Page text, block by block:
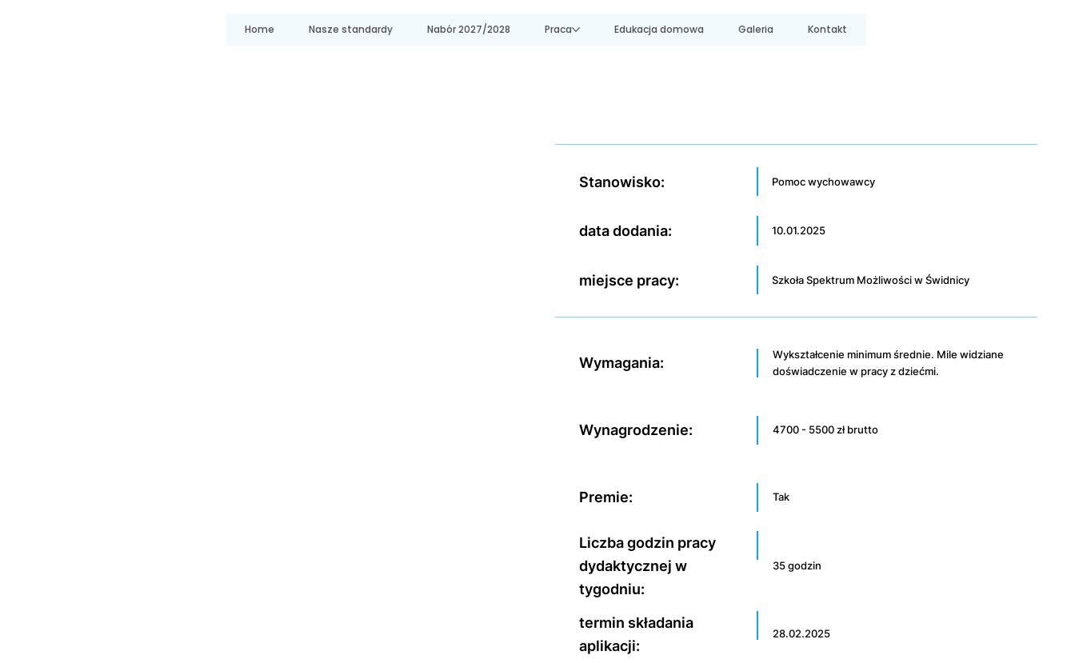
Home Nasze standardy Nabór 2027/2028 Praca Edukacja domowa Galeria Kontakt
Stanowisko: Pomoc wychowawcy
data dodania: 10.01.2025
miejsce pracy: Szkoła Spektrum Możliwości w Świdnicy
Wymagania:
Wykształcenie minimum średnie. Mile widziane
doświadczenie w pracy z dziećmi.
Wynagrodzenie: 4700 - 5500 zł brutto
Premie: Tak
Liczba godzin pracy
dydaktycznej w
tygodniu:
35 godzin
termin składania
aplikacji:
28.02.2025